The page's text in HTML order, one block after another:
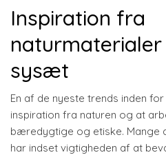
Inspiration fra
sysæt
En af de nyeste trends inden
inspiration fra naturen og at
bæredygtige og etiske. Mange
har indset vigtigheden af at